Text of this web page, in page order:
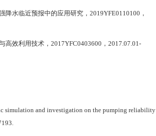
降水临近预报中的应用研究， 2019YFE0110100 ，
高效利用技术， 2017YFC0403600 ， 2017.07.01-
simulation and investigation on the pumping reliability